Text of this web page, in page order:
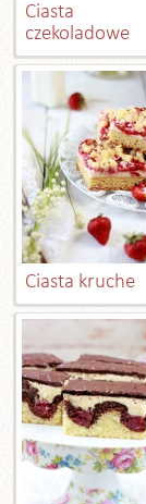
Ciasta
czekoladowe
Ciasta kruche